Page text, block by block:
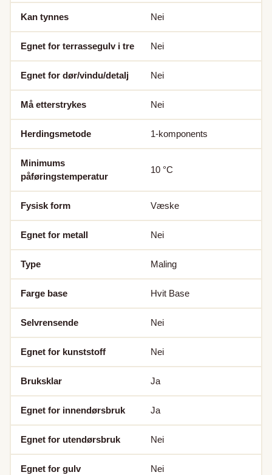
Kan tynnes Nei
Egnet for terrassegulv i tre Nei
Egnet for dør/vindu/detalj Nei
Må etterstrykes Nei
Herdingsmetode 1-komponents
Minimums
påføringstemperatur
10 °C
Fysisk form Væske
Egnet for metall Nei
Type Maling
Farge base Hvit Base
Selvrensende Nei
Egnet for kunststoff Nei
Bruksklar Ja
Egnet for innendørsbruk Ja
Egnet for utendørsbruk Nei
Egnet for gulv Nei